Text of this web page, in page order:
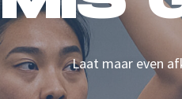
Laat maar even